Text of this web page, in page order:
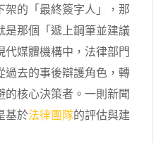
的「最終簽字人」，那
是那個「遞上鋼筆並建議
媒體機構中，法律部門
過去的事後辯護角色，轉
核心決策者。一則新聞
基於法律團隊的評估與建